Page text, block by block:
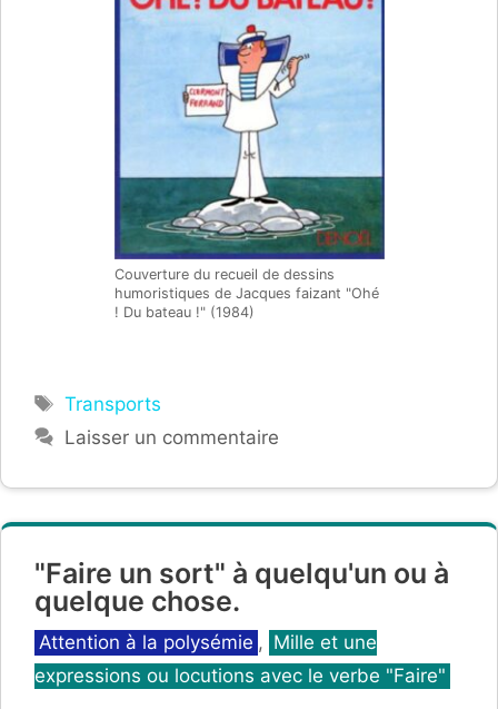
Couverture du recueil de dessins
humoristiques de Jacques faizant "Ohé
! Du bateau !" (1984)
Étiquettes
Transports
Laisser un commentaire
"Faire un sort" à quelqu'un ou à
quelque chose.
Catégories
Attention à la polysémie , Mille et une
expressions ou locutions avec le verbe "Faire"